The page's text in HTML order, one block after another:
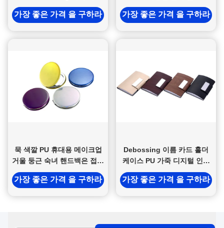
차 키 홀더
가장 좋은 가격 을 구하라
Debossing 로고
가장 좋은 가격 을 구하라
묵 색깔 PU 휴대용 메이크업
거울 둥근 숙녀 핸드백은 접을
수 있습니다
가장 좋은 가격 을 구하라
Debossing 이름 카드 홀더
케이스 PU 가죽 디지털 인쇄
카드 케이스
가장 좋은 가격 을 구하라